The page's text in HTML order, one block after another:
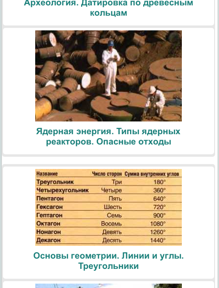
Археология. Датировка по древесным
кольцам
Ядерная энергия. Типы ядерных
реакторов. Опасные отходы
Основы геометрии. Линии и углы.
Треугольники